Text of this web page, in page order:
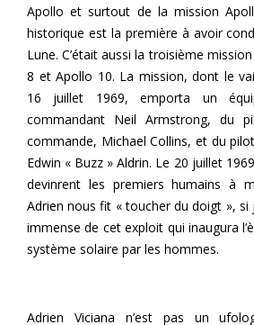
Apollo et surtout de la mission
historique est la première à avoir
Lune. C’était aussi la troisième
8 et Apollo 10. La mission, dont le
16 juillet 1969, emporta un
commandant Neil Armstrong, du
commande, Michael Collins, et du
Edwin « Buzz » Aldrin. Le 20 juillet
devinrent les premiers humains à
Adrien nous fit « toucher du doigt », si
immense de cet exploit qui inaugura
système solaire par les hommes.
Adrien Viciana n’est pas un